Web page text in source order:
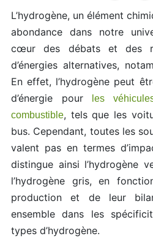
L’hydrogène, un élément
abondance dans notre
cœur des débats et des
d’énergies alternatives,
En effet, l’hydrogène peut
d’énergie pour
les
combustible, tels que les
bus. Cependant, toutes les
valent pas en termes
distingue ainsi l’hydrogène
l’hydrogène gris, en
production et de leur
ensemble dans les
types d’hydrogène.